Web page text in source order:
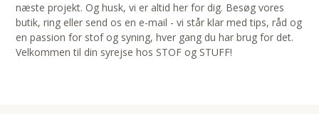
næste projekt. Og husk, vi er altid her for dig. Besøg vores
butik, ring eller send os en e-mail - vi står klar med tips, råd og
en passion for stof og syning, hver gang du har brug for det.
Velkommen til din syrejse hos STOF og STUFF!